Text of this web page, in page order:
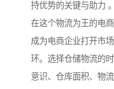
持优势的关键与助力 。
在这个物流为王的电
成为电商企业打开市
环。选择仓储物流的
意识、仓库面积、物